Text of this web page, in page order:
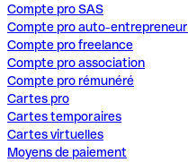
Compte pro SAS
Compte pro auto-entrepreneur
Compte pro freelance
Compte pro association
Compte pro rémunéré
Cartes pro
Cartes temporaires
Cartes virtuelles
Moyens de paiement